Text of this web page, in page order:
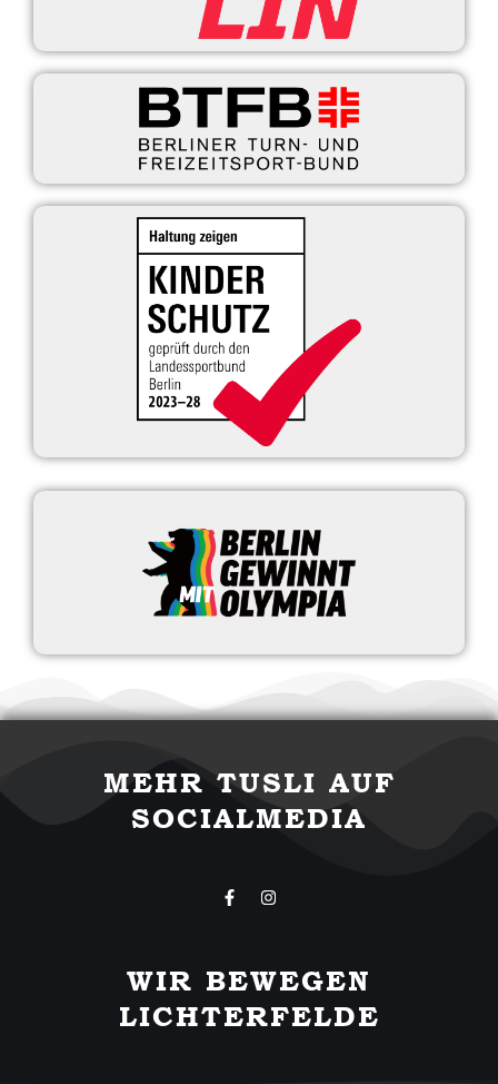
MEHR TUSLI AUF
SOCIALMEDIA
F
a
o
o
k
-
I
n
g
r
a
m
WIR BEWEGEN
LICHTERFELDE